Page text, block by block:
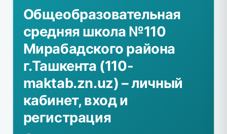
Общеобразовательная
средняя школа №110
Мирабадского района
г.Ташкента (110-
maktab.zn.uz) – личный
кабинет, вход и
регистрация